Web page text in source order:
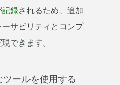
記録されるため、追加
サビリティとコンプ
できます。
ールを使用する